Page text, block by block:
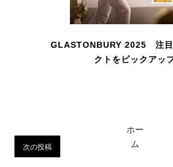
GLASTONBURY 2025 注目
クトをピックアッ
次の投稿
ホー
ム